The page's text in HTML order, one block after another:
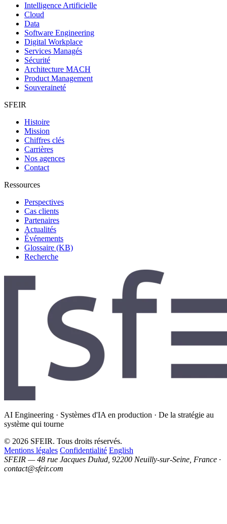
Intelligence Artificielle
Cloud
Data
Software Engineering
Digital Workplace
Services Managés
Sécurité
Architecture MACH
Product Management
Souveraineté
SFEIR
Histoire
Mission
Chiffres clés
Carrières
Nos agences
Contact
Ressources
Perspectives
Cas clients
Partenaires
Actualités
Événements
Glossaire (KB)
Recherche
AI Engineering · Systèmes d'IA en production · De la stratégie au
système qui tourne
© 2026 SFEIR. Tous droits réservés.
Mentions légales Confidentialité English
SFEIR — 48 rue Jacques Dulud, 92200 Neuilly-sur-Seine, France ·
contact@sfeir.com